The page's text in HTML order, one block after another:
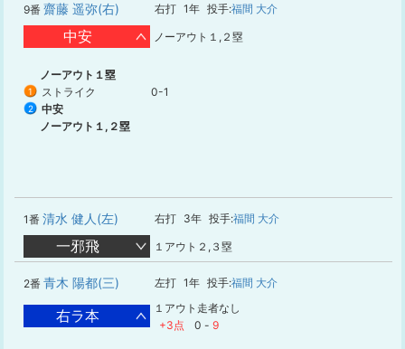
9番 齋藤 遥弥(右) 右打 1年 投手:福間 大介
中安 ノーアウト１,２塁
ノーアウト１塁
1 ストライク 0-1
2
中安
ノーアウト１,２塁
1番 清水 健人(左) 右打 3年 投手:福間 大介
一邪飛 １アウト２,３塁
2番 青木 陽都(三) 左打 1年 投手:福間 大介
右ラ本
１アウト走者なし
+3点
0 - 9